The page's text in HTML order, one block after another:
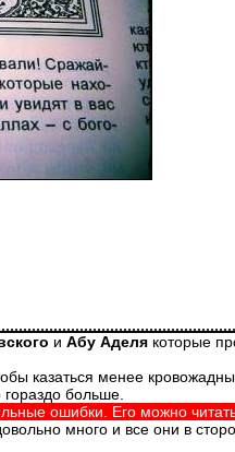
и Абу Аделя которые
казаться менее
больше.
ошибки. Его можно
много и все они в